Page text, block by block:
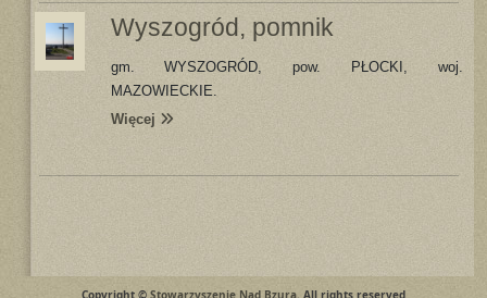
Wyszogród, pomnik
gm. WYSZOGRÓD, pow. PŁOCKI, woj.
MAZOWIECKIE.
Więcej
Copyright © Stowarzyszenie Nad Bzurą. All rights reserved